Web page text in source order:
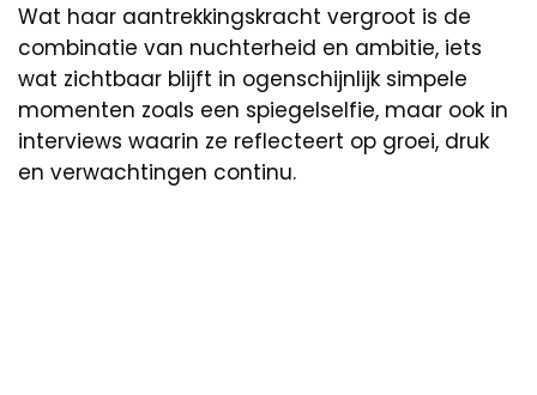
Wat haar aantrekkingskracht vergroot is de
combinatie van nuchterheid en ambitie, iets
wat zichtbaar blijft in ogenschijnlijk simpele
momenten zoals een spiegelselfie, maar ook in
interviews waarin ze reflecteert op groei, druk
en verwachtingen continu.